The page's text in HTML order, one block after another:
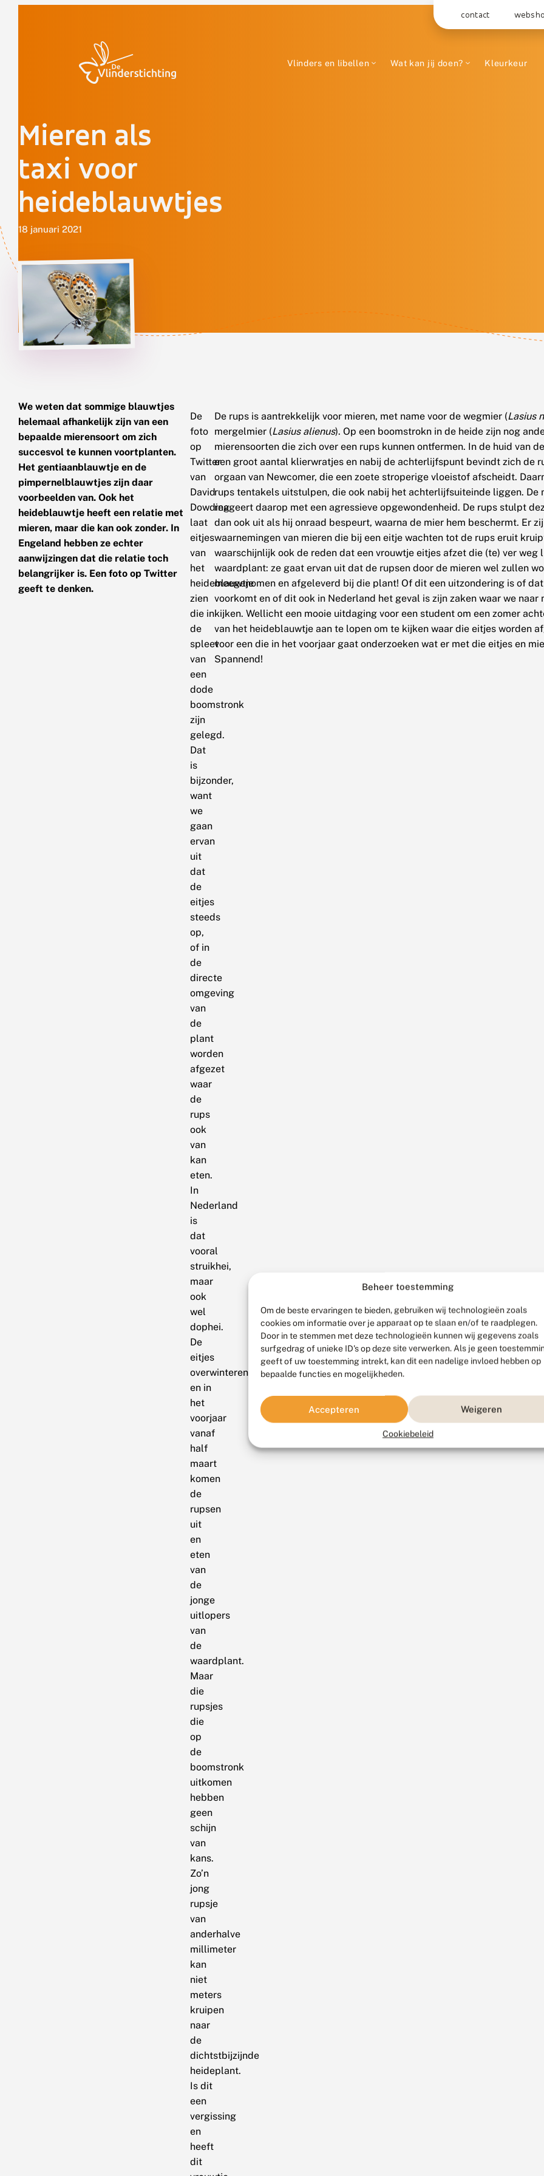
Beheer toestemming
Om de beste ervaringen te bieden, gebruiken wij technologieën zoals
cookies om informatie over je apparaat op te slaan en/of te raadplegen.
Door in te stemmen met deze technologieën kunnen wij gegevens zoals
surfgedrag of unieke ID's op deze site verwerken. Als je geen
geeft of uw toestemming intrekt, kan dit een nadelige invloed hebben op
bepaalde functies en mogelijkheden.
Accepteren Weigeren
Cookiebeleid
contact
Vlinders en libellen Wat kan jij doen? Kleurkeur
Mieren als
taxi voor
heideblauwtjes
18 januari 2021
We weten dat sommige blauwtjes
helemaal afhankelijk zijn van een
bepaalde mierensoort om zich
succesvol te kunnen voortplanten.
Het gentiaanblauwtje en de
pimpernelblauwtjes zijn daar
voorbeelden van. Ook het
heideblauwtje heeft een relatie met
mieren, maar die kan ook zonder. In
Engeland hebben ze echter
aanwijzingen dat die relatie toch
belangrijker is. Een foto op Twitter
geeft te denken.
De
foto
op
Twitter
van
David
Dowding
laat
eitjes
van
het
heideblauwtje
zien
die in
de
spleet
van
een
dode
boomstronk
zijn
gelegd.
Dat
is
bijzonder,
want
we
gaan
ervan
uit
dat
de
eitjes
steeds
op,
of in
de
directe
omgeving
van
de
plant
worden
afgezet
waar
de
rups
ook
van
kan
eten.
In
Nederland
is
dat
vooral
struikhei,
maar
ook
wel
dophei.
De
eitjes
overwinteren
en in
het
voorjaar
vanaf
half
maart
komen
de
rupsen
uit
en
eten
van
de
jonge
uitlopers
van
de
waardplant.
Maar
die
rupsjes
die
op
de
boomstronk
uitkomen
hebben
geen
schijn
van
kans.
Zo’n
jong
rupsje
van
anderhalve
millimeter
kan
niet
meters
kruipen
naar
de
dichtstbijzijnde
heideplant.
Is dit
een
vergissing
en
heeft
dit
De rups is aantrekkelijk voor mieren, met name voor de wegmier (Lasius
mergelmier (Lasius alienus). Op een boomstrokn in de heide zijn nog
mierensoorten die zich over een rups kunnen ontfermen. In de huid van
een groot aantal klierwratjes en nabij de achterlijfspunt bevindt zich de
orgaan van Newcomer, die een zoete stroperige vloeistof afscheidt.
rups tentakels uitstulpen, die ook nabij het achterlijfsuiteinde liggen. De
reageert daarop met een agressieve opgewondenheid. De rups stulpt
dan ook uit als hij onraad bespeurt, waarna de mier hem beschermt. Er
waarnemingen van mieren die bij een eitje wachten tot de rups eruit
waarschijnlijk ook de reden dat een vrouwtje eitjes afzet die (te) ver weg
waardplant: ze gaat ervan uit dat de rupsen door de mieren wel zullen
meegenomen en afgeleverd bij die plant! Of dit een uitzondering is of
voorkomt en of dit ook in Nederland het geval is zijn zaken waar we naar
kijken. Wellicht een mooie uitdaging voor een student om een zomer
van het heideblauwtje aan te lopen om te kijken waar die eitjes worden
voor een die in het voorjaar gaat onderzoeken wat er met die eitjes en
Spannend!